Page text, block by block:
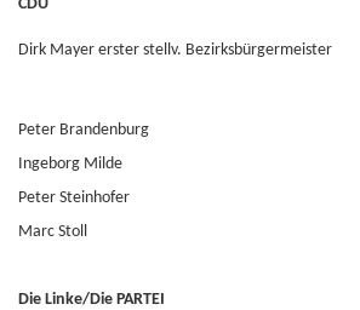
CDU
Dirk Mayer erster stellv. Bezirksbürgermeister
Peter Brandenburg
Ingeborg Milde
Peter Steinhofer
Marc Stoll
Die Linke/Die PARTEI